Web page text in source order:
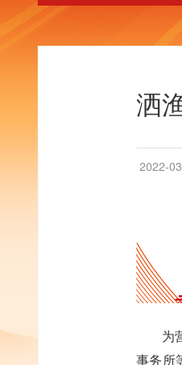
洒
2022-
为
事务所